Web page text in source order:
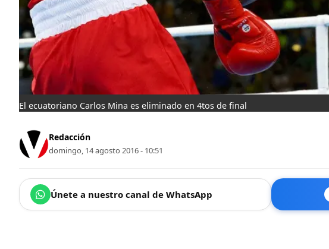
El ecuatoriano Carlos Mina es eliminado en 4tos de final
Redacción
domingo, 14 agosto 2016 - 10:51
Únete a nuestro canal de WhatsApp